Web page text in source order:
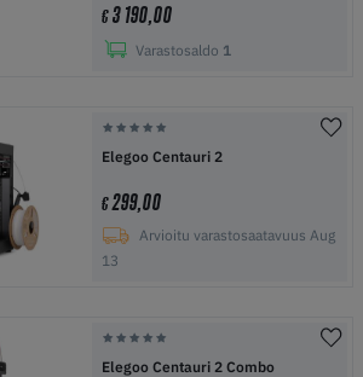
€3 190,00
Varastosaldo 1
Elegoo Centauri 2
€299,00
Arvioitu varastosaatavuus Aug
13
Elegoo Centauri 2 Combo